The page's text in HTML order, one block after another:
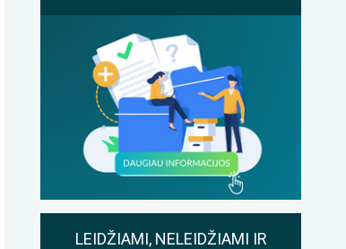
LEIDŽIAMI, NELEIDŽIAMI IR